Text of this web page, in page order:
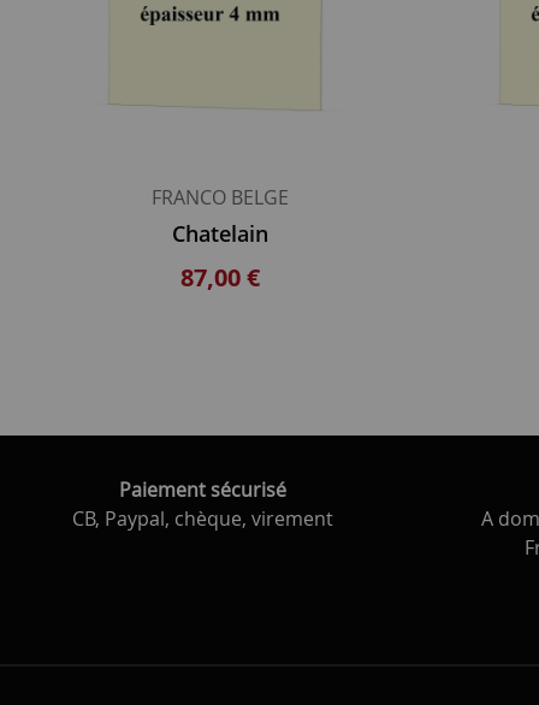
FRANCO BELGE
Chatelain
87,00 €
Paiement sécurisé
CB, Paypal, chèque, virement
A